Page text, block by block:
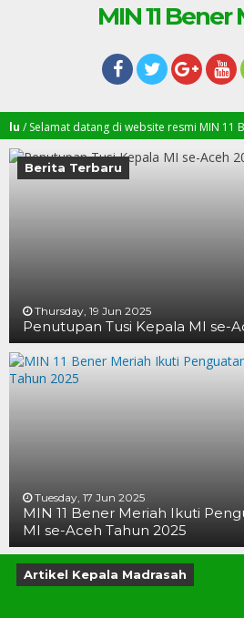
MIN 11 Bener
datang di website resmi MIN 11 Bener
Berita Terbaru
Thursday, 19 Jun 2025
Penutupan Tusi Kepala MI se-
Tuesday, 17 Jun 2025
MIN 11 Bener Meriah Ikuti
MI se-Aceh Tahun 2025
Artikel Kepala Madrasah